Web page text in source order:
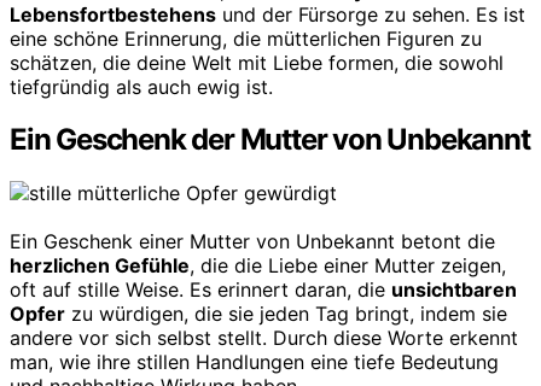
Lebensfortbestehens und der Fürsorge zu sehen. Es ist
eine schöne Erinnerung, die mütterlichen Figuren zu
schätzen, die deine Welt mit Liebe formen, die sowohl
tiefgründig als auch ewig ist.
Ein Geschenk der Mutter von Unbekannt
Ein Geschenk einer Mutter von Unbekannt betont die
herzlichen Gefühle, die die Liebe einer Mutter zeigen,
oft auf stille Weise. Es erinnert daran, die unsichtbaren
Opfer zu würdigen, die sie jeden Tag bringt, indem sie
andere vor sich selbst stellt. Durch diese Worte erkennt
man, wie ihre stillen Handlungen eine tiefe Bedeutung